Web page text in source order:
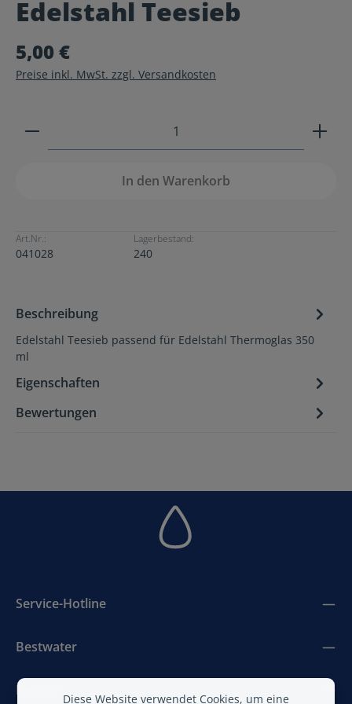
Durchschnittliche Bewertung von 0 von 5 Sternen
Edelstahl Teesieb
5,00 €
Preise inkl. MwSt. zzgl. Versandkosten
Produkt Anzahl: Gib den gewünschten Wert ein
In den Warenkorb
Art.Nr.:
041028
Lagerbestand:
240
Beschreibung
Edelstahl Teesieb passend für Edelstahl Thermoglas 350
ml
Eigenschaften
Bewertungen
Service-Hotline
Bestwater
BestAir
Diese Website verwendet Cookies, um eine